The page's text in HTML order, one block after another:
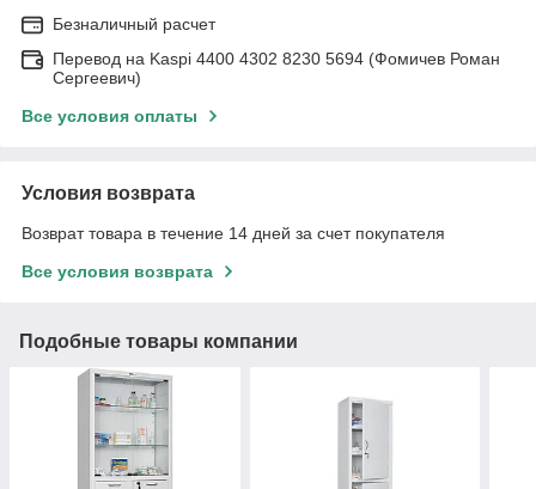
Безналичный расчет
Перевод на Kaspi 4400 4302 8230 5694 (Фомичев Роман
Сергеевич)
Все условия оплаты
Условия возврата
Возврат товара в течение 14 дней за счет покупателя
Все условия возврата
Подобные товары компании